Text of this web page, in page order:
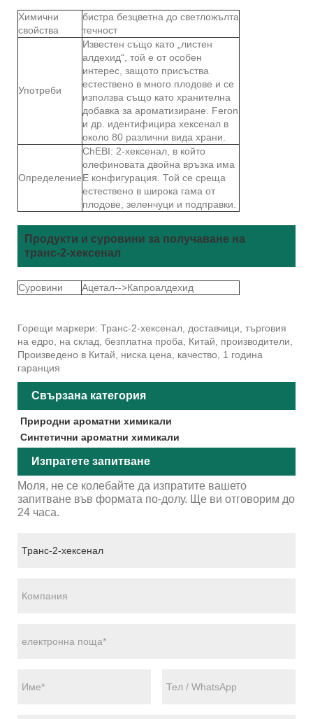
Химични
свойства
бистра безцветна до светложълта
течност
Употреби
Известен също като „листен
алдехид“, той е от особен
интерес, защото присъства
естествено в много плодове и се
използва също като хранителна
добавка за ароматизиране. Feron
и др. идентифицира хексенал в
около 80 различни вида храни.
Определение
ChEBI: 2-хексенал, в който
олефиновата двойна връзка има
Е конфигурация. Той се среща
естествено в широка гама от
плодове, зеленчуци и подправки.
Продукти и суровини за получаване на
транс-2-хексенал
Суровини Ацетал-->Капроалдехид
Горещи маркери: Транс-2-хексенал, доставчици, търговия
на едро, на склад, безплатна проба, Китай, производители,
Произведено в Китай, ниска цена, качество, 1 година
гаранция
Свързана категория
Природни ароматни химикали
Синтетични ароматни химикали
Изпратете запитване
Моля, не се колебайте да изпратите вашето
запитване във формата по-долу. Ще ви отговорим до
24 часа.